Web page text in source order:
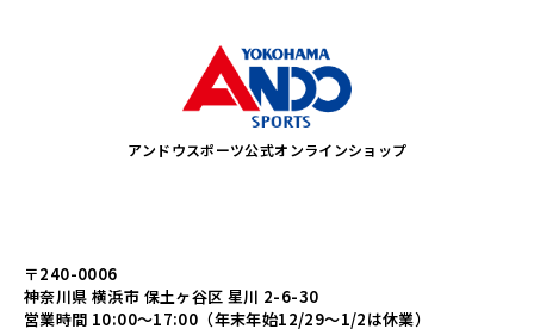
アンドウスポーツ公式オンラインショップ
〒240-0006
神奈川県 横浜市 保土ヶ谷区 星川 2-6-30
営業時間 10:00～17:00（年末年始12/29～1/2は休業）